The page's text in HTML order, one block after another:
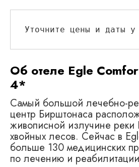
Уточните цены и даты у
Об отеле Egle
4*
Самый большой лечебно-
центр Бирштонаса
живописной излучине
хвойных лесов. Сейчас в
больше 130 медицинских
по лечению и